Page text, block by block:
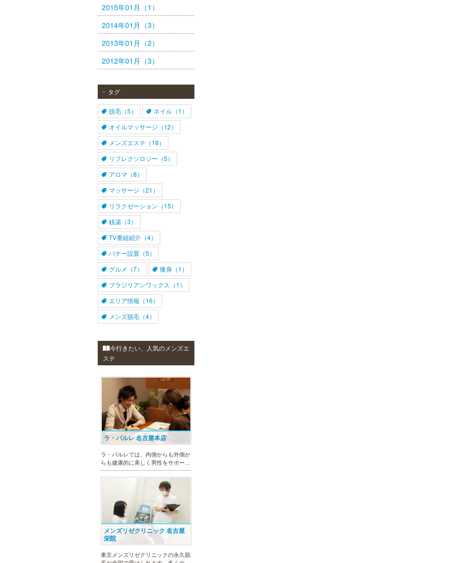
2015年01月（1）
2014年01月（3）
2013年01月（2）
2012年01月（3）
タグ
脱毛（5）
ネイル（1）
オイルマッサージ（12）
メンズエステ（18）
リフレクソロジー（5）
アロマ（8）
マッサージ（21）
リラクゼーション（15）
銭湯（3）
TV番組紹介（4）
バナー設置（5）
グルメ（7）
痩身（1）
ブラジリアンワックス（1）
エリア情報（16）
メンズ脱毛（4）
今行きたい、人気のメンズエ
ステ
ラ・パルレ 名古屋本店
ラ・パルレでは、内側からも外側か
らも健康的に美しく男性をサポー
ト。脱メタボリックやダイエット、
マッチョコースやにきび内外コー
ス、アロマトリートメント等多彩な
メニューをご用意。お得な体験コー
スも多数！
メンズリゼクリニック 名古屋
栄院
東京メンズリゼクリニックの永久脱